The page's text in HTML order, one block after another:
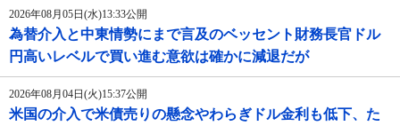
2026年08月05日(水)13:33公開
為替介入と中東情勢にまで言及のベッセント財務長官ドル
円高いレベルで買い進む意欲は確かに減退だが
2026年08月04日(火)15:37公開
米国の介入で米債売りの懸念やわらぎドル金利も低下、た